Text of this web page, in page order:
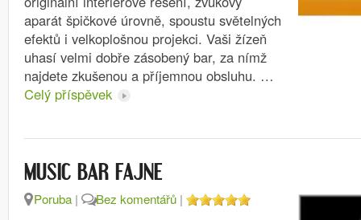
aparát špičkové úrovně, spoustu světelných
efektů i velkoplošnou projekci. Vaši žízeň
uhasí velmi dobře zásobený bar, za nímž
najdete zkušenou a příjemnou obsluhu. …
Celý příspěvek
MUSIC BAR FAJNE
Poruba | Bez komentářů |